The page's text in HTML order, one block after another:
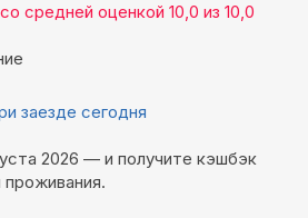
средней оценкой 10,0 из 10,0
заезде сегодня
2026 — и получите кэшбэк